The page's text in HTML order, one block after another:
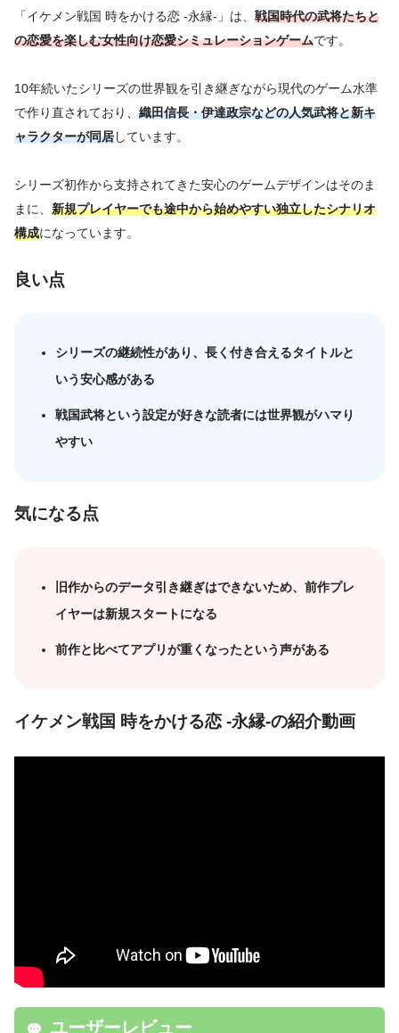
「イケメン戦国 時をかける恋 -永縁-」は、 戦国時代の武将たちと
の恋愛を楽しむ女性向け恋愛シミュレーションゲームです。
10年続いたシリーズの世界観を引き継ぎながら現代のゲーム水準
で作り直されており、 織田信長・伊達政宗などの人気武将と新キ
ャラクターが同居しています。
シリーズ初作から支持されてきた安心のゲームデザインはそのま
まに、 新規プレイヤーでも途中から始めやすい独立したシナリオ
構成になっています。
良い点
シリーズの継続性があり、長く付き合えるタイトルと
いう安心感がある
戦国武将という設定が好きな読者には世界観がハマり
やすい
気になる点
旧作からのデータ引き継ぎはできないため、前作プレ
イヤーは新規スタートになる
前作と比べてアプリが重くなったという声がある
イケメン戦国 時をかける恋 -永縁-の紹介動画
ユーザーレビュー